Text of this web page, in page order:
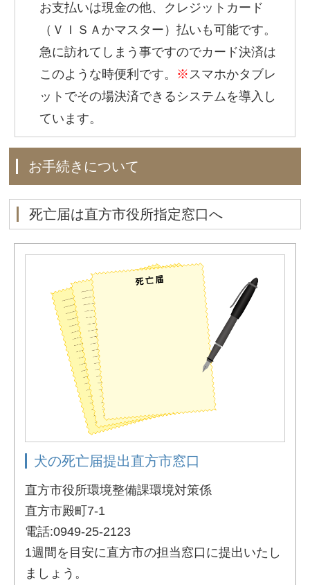
お支払いは現金の他、クレジットカード
（ＶＩＳＡかマスター）払いも可能です。
急に訪れてしまう事ですのでカード決済は
このような時便利です。 ※スマホかタブレ
ットでその場決済できるシステムを導入し
ています。
お手続きについて
死亡届は直方市役所指定窓口へ
犬の死亡届提出直方市窓口
直方市役所環境整備課環境対策係
直方市殿町7-1
電話:0949-25-2123
1週間を目安に直方市の担当窓口に提出いたし
ましょう。